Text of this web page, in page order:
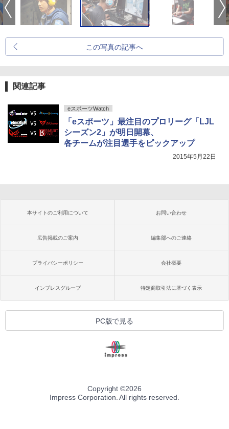
この写真の記事へ
関連記事
eスポーツWatch
「eスポーツ」最注目のプロリーグ「LJL
シーズン2」が明日開幕、
各チームが注目選手をピックアップ
2015年5月22日
本サイトのご利用について お問い合わせ
広告掲載のご案内 編集部へのご連絡
プライバシーポリシー 会社概要
インプレスグループ 特定商取引法に基づく表示
PC版で見る
Copyright ©2026
Impress Corporation. All rights reserved.